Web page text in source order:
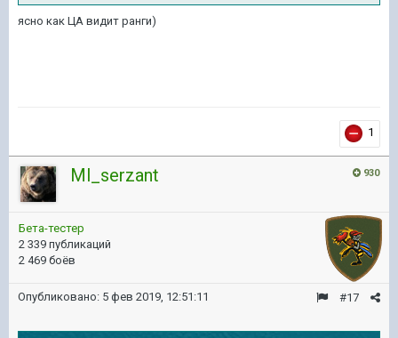
ясно как ЦА видит ранги)
1
930
Ml_serzant
Бета-тестер
2 339 публикаций
2 469 боёв
#17
Опубликовано: 5 фев 2019, 12:51:11